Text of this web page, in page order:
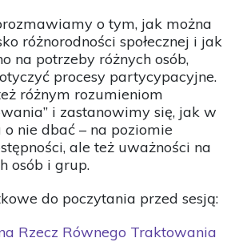
o tym, jak można
różnorodności społecznej i jak
na potrzeby różnych osób,
procesy partycypacyjne.
różnym rozumieniom
i zastanowimy się, jak w
nie dbać – na poziomie
ale też uważności na
osób i grup.
do poczytania przed sesją:
Rzecz Równego Traktowania